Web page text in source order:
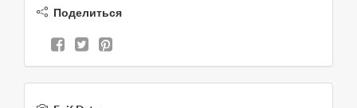
Поделиться